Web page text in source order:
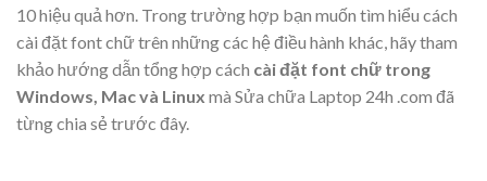
10 hiệu quả hơn. Trong trường hợp bạn muốn tìm hiểu cách
cài đặt font chữ trên những các hệ điều hành khác, hãy tham
khảo hướng dẫn tổng hợp cách cài đặt font chữ trong
Windows, Mac và Linux mà Sửa chữa Laptop 24h .com đã
từng chia sẻ trước đây.